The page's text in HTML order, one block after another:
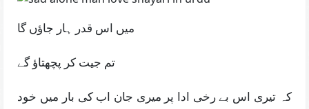
میں اس قدر ہار جاؤں گا
کہ تیری اس بے رخی ادا پر میری جان اب کی بار میں خود